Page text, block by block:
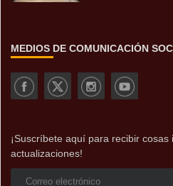
MEDIOS DE COMUNICACIÓN
¡Suscríbete aquí para recibir cosas
actualizaciones!